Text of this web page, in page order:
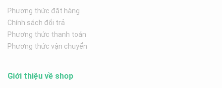
Phương thức đặt hàng
Chính sách đổi trả
Phương thức thanh toán
Phương thức vận chuyển
Giới thiệu về shop